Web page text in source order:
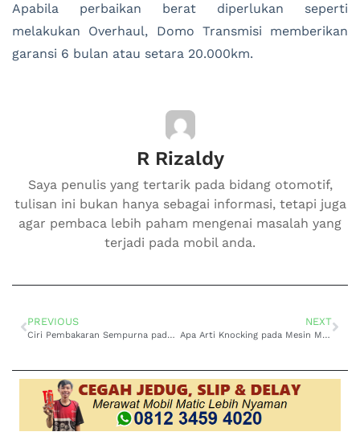
Apabila perbaikan berat diperlukan seperti
melakukan Overhaul, Domo Transmisi memberikan
garansi 6 bulan atau setara 20.000km.
R Rizaldy
Saya penulis yang tertarik pada bidang otomotif,
tulisan ini bukan hanya sebagai informasi, tetapi juga
agar pembaca lebih paham mengenai masalah yang
terjadi pada mobil anda.
PREVIOUS
Ciri Pembakaran Sempurna pada Mesin Mobil
NEXT
Apa Arti Knocking pada Mesin Mobil?